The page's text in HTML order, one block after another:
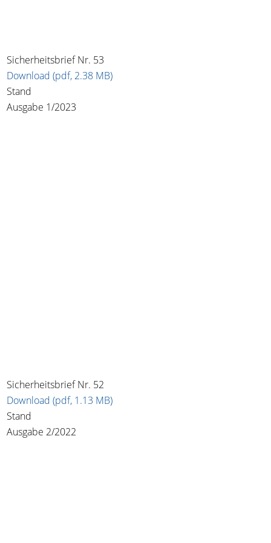
Sicherheitsbrief Nr. 53
Download (pdf, 2.38 MB)
Stand
Ausgabe 1/2023
Sicherheitsbrief Nr. 52
Download (pdf, 1.13 MB)
Stand
Ausgabe 2/2022